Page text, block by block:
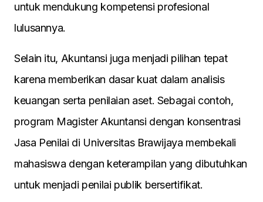
untuk mendukung kompetensi profesional
lulusannya.
Selain itu, Akuntansi juga menjadi pilihan tepat
karena memberikan dasar kuat dalam analisis
keuangan serta penilaian aset. Sebagai contoh,
program Magister Akuntansi dengan konsentrasi
Jasa Penilai di Universitas Brawijaya membekali
mahasiswa dengan keterampilan yang dibutuhkan
untuk menjadi penilai publik bersertifikat.